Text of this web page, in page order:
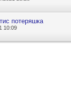
потеряшка
10:09